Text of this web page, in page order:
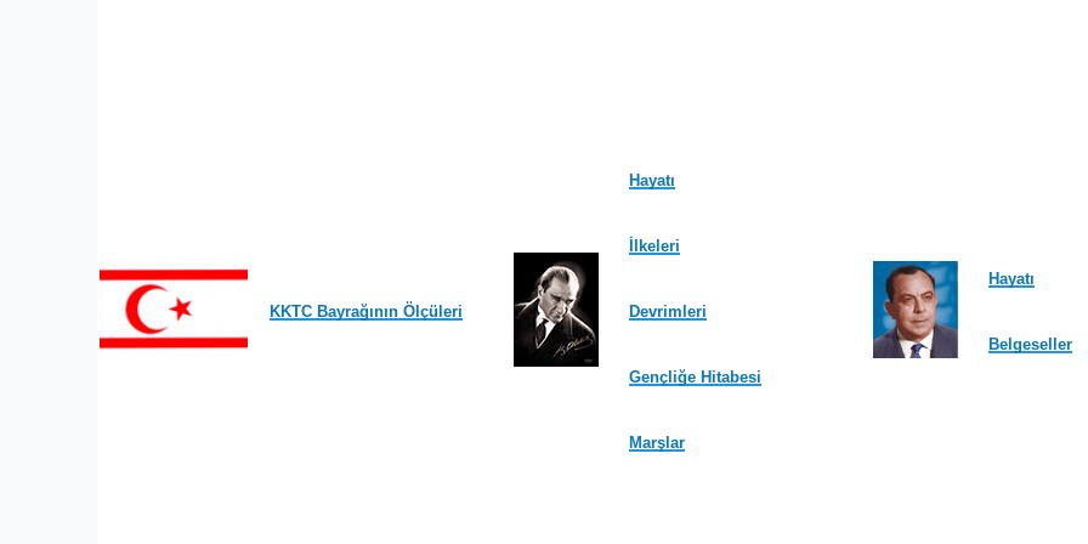
KKTC Bayrağının Ölçüleri
Hayatı
İlkeleri
Devrimleri
Gençliğe Hitabesi
Marşlar
Hayatı
Belgeseller